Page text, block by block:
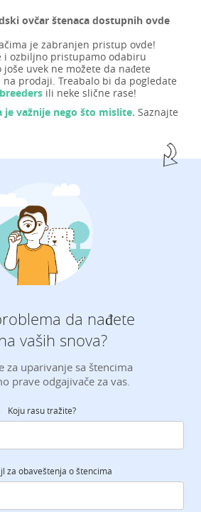
ovčar štenaca dostupnih ovde
je zabranjen pristup ovde!
i ozbiljno pristupamo odabiru
uvek ne možete da nađete
na prodaji. Treabalo bi da pogledate
ili neke slične rase!
je važnije nego što mislite. Saznajte
da nađete
vaših snova?
za uparivanje sa štencima
prave odgajivače za vas.
Koju rasu tražite?
za obaveštenja o štencima